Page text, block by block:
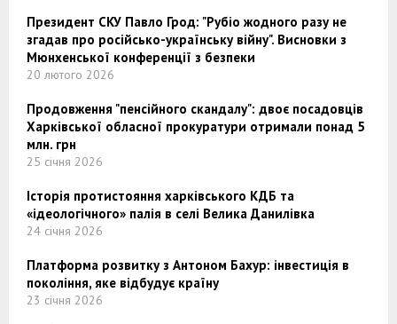
Президент СКУ Павло Грод: "Рубіо жодного разу не
згадав про російсько-українську війну". Висновки з
Мюнхенської конференції з безпеки
20 лютого 2026
Продовження "пенсійного скандалу": двоє посадовців
Харківської обласної прокуратури отримали понад 5
млн. грн
25 січня 2026
Історія протистояння харківського КДБ та
«ідеологічного» палія в селі Велика Данилівка
24 січня 2026
Платформа розвитку з Антоном Бахур: інвестиція в
покоління, яке відбудує країну
23 січня 2026